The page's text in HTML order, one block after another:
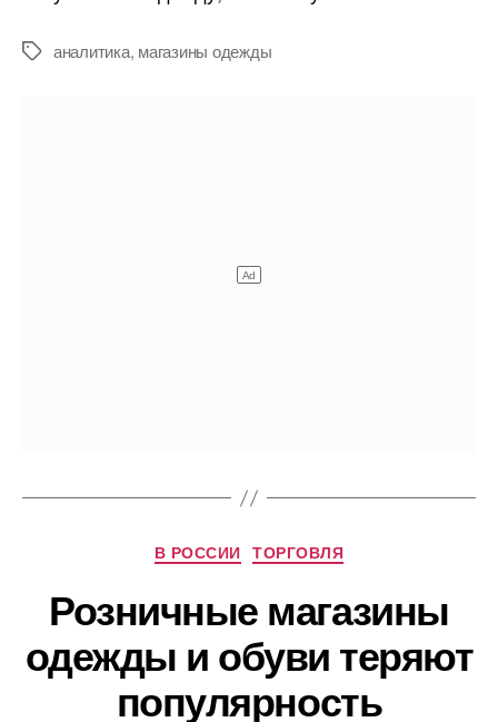
Меткианалитика, магазины одежды
Рубрики
В РОССИИ ТОРГОВЛЯ
Розничные магазины
одежды и обуви теряют
популярность